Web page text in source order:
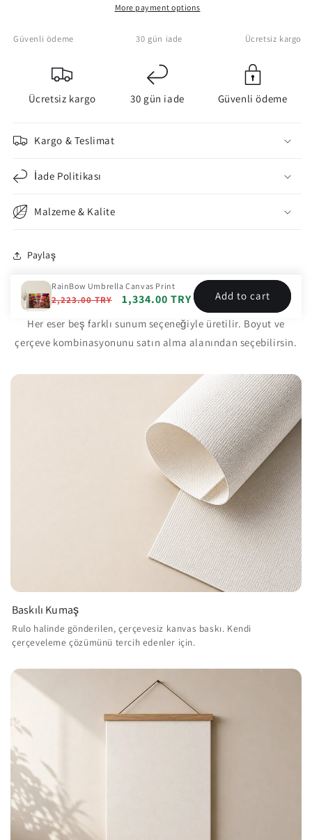
More payment options
RainBow Umbrella Canvas Print
Regular
price
2,223.00 TRY
Sale
1,334.00 TRY Add to cart
Güvenli ödeme 30 gün iade Ücretsiz kargo
Ücretsiz kargo 30 gün iade Güvenli ödeme
Kargo & Teslimat
İade Politikası
Malzeme & Kalite
Paylaş
Çerçeve Seçenekleri
Her eser beş farklı sunum seçeneğiyle üretilir. Boyut ve
çerçeve kombinasyonunu satın alma alanından seçebilirsin.
Baskılı Kumaş
Rulo halinde gönderilen, çerçevesiz kanvas baskı. Kendi
çerçeveleme çözümünü tercih edenler için.